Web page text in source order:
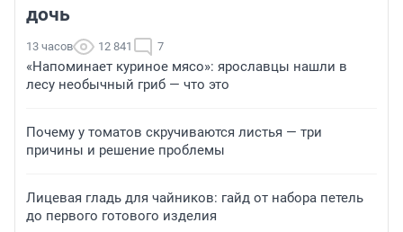
дочь
13 часов 12 841 7
«Напоминает куриное мясо»: ярославцы нашли в
лесу необычный гриб — что это
Почему у томатов скручиваются листья — три
причины и решение проблемы
Лицевая гладь для чайников: гайд от набора петель
до первого готового изделия